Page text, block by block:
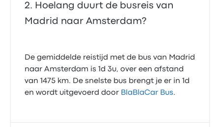
Hoelang duurt de busreis van
Madrid naar Amsterdam?
De gemiddelde reistijd met de bus van Madrid
naar Amsterdam is 1d 3u, over een afstand
van 1475 km. De snelste bus brengt je er in 1d
en wordt uitgevoerd door BlaBlaCar Bus.